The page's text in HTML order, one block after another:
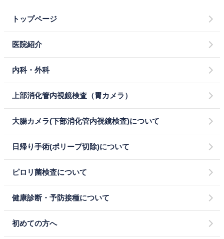
トップページ
医院紹介
内科・外科
上部消化管内視鏡検査（胃カメラ）
大腸カメラ(下部消化管内視鏡検査)について
日帰り手術(ポリープ切除)について
ピロリ菌検査について
健康診断・予防接種について
初めての方へ